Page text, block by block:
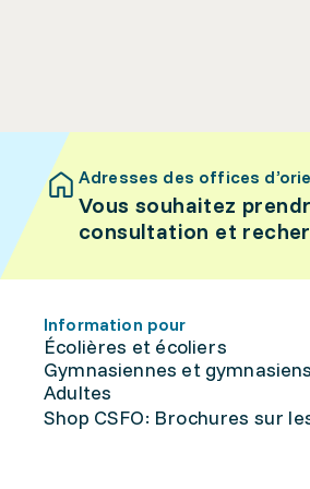
Adresses des offices
Vous souhaitez
consultation et
Information pour
Écolières et écoliers
Gymnasiennes et gymnasiens
Adultes
Shop CSFO: Brochures sur